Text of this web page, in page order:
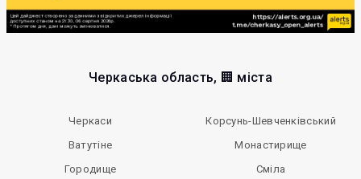
Черкаська область, 🏢 міста
Черкаси
Ватутіне
Городище
Корсунь-Шевченківський
Монастирище
Сміла